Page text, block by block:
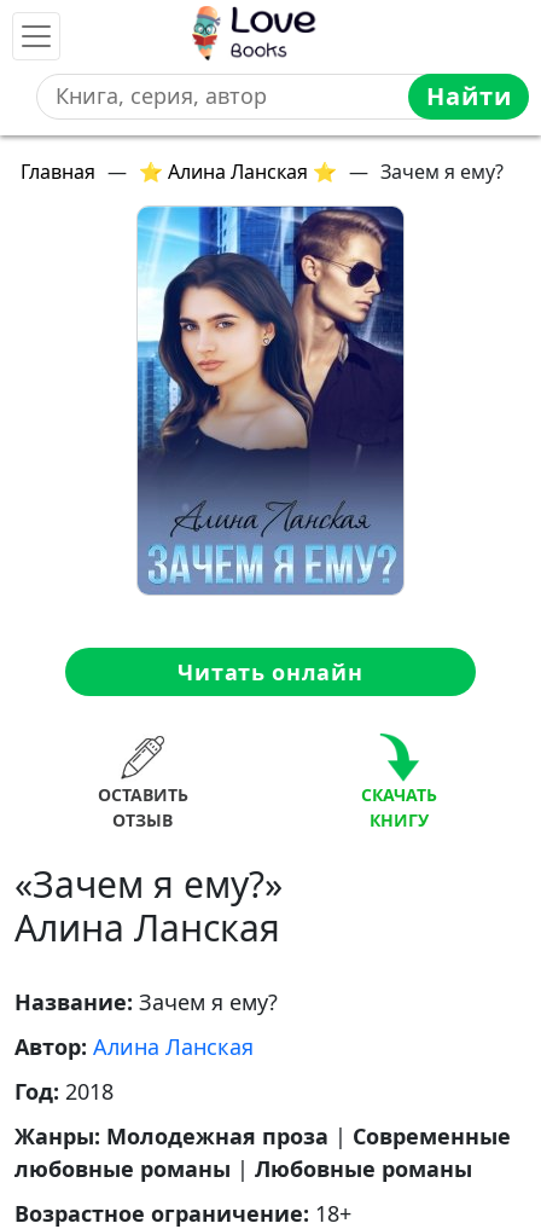
Найти
Главная — ⭐ Алина Ланская ⭐ — Зачем я ему?
Читать онлайн
ОСТАВИТЬ
ОТЗЫВ
СКАЧАТЬ
КНИГУ
«Зачем я ему?»
Алина Ланская
Название: Зачем я ему?
Автор: Алина Ланская
Год: 2018
Жанры: Молодежная проза | Современные
любовные романы | Любовные романы
Возрастное ограничение: 18+